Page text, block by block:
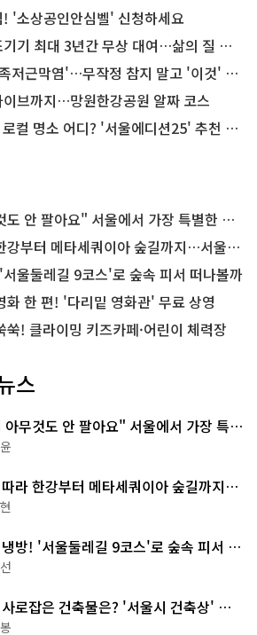
'소상공인안심벨' 신청하세요
최대 3년간 무상 대여…삶의 질 높인다
근막염'…무작정 참지 말고 '이것' 해보세요!
브까지…망원한강공원 알짜 코스
명소 어디? '서울에디션25' 추천 코스
팔아요" 서울에서 가장 특별한 편의점의 정체
메타세쿼이아 숲길까지…서울둘레길 15코스
울둘레길 9코스'로 숲속 피서 떠나볼까
화 한 편! '다리밑 영화관' 무료 상영
쑥! 클라이밍 키즈카페·어린이 체력장
스
무것도 안 팔아요" 서울에서 가장 특별
체
라 한강부터 메타세쿼이아 숲길까지…
코스
방! '서울둘레길 9코스'로 숲속 피서 떠
로잡은 건축물은? '서울시 건축상' 수